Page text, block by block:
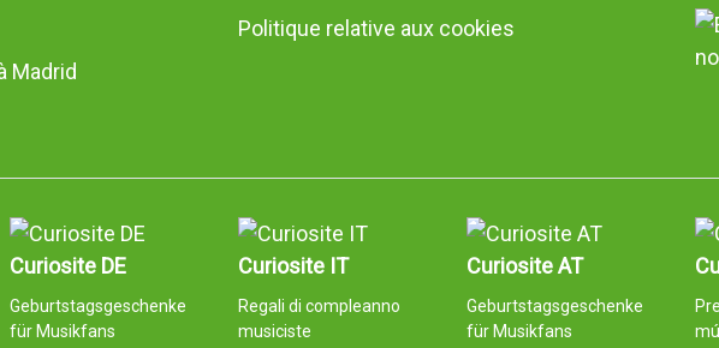
Madrid
Politique relative aux cookies
Curiosite DE
Geburtstagsgeschenke
für Musikfans
Curiosite IT
Regali di compleanno
musiciste
Curiosite AT
Geburtstagsgeschenke
für Musikfans